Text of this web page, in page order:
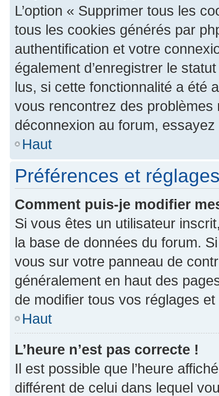
L’option « Supprimer tous les
tous les cookies générés par
authentification et votre
également d’enregistrer le
lus, si cette fonctionnalité a été
vous rencontrez des
déconnexion au forum,
Haut
Préférences et
Comment puis-je modifier
Si vous êtes un utilisateur
la base de données du forum.
vous sur votre panneau de
généralement en haut des
de modifier tous vos réglages
Haut
L’heure n’est pas correcte !
Il est possible que l’heure
différent de celui dans lequel